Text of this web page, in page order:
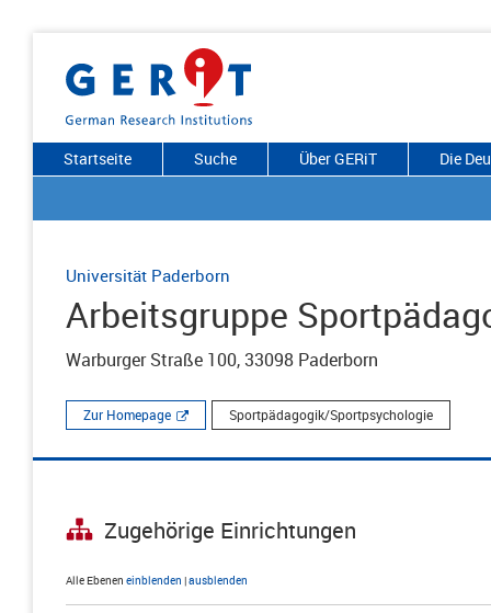
Startseite Suche Über GERiT Die
Universität Paderborn
Arbeitsgruppe
Warburger Straße 100, 33098 Paderborn
Zur Homepage Sportpädagogik/Sportpsychologie
Zugehörige Einrichtungen
Alle Ebenen einblenden |ausblenden